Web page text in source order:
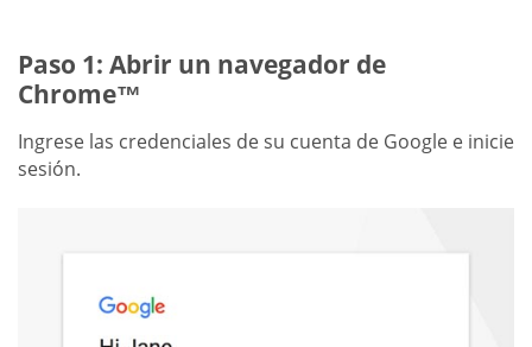
Paso 1: Abrir un navegador de
Chrome™
Ingrese las credenciales de su cuenta de Google e inicie
sesión.